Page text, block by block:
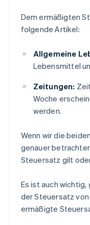
Dem ermäßigten
folgende Artikel:
Allgemeine
Lebensmittel
Zeitungen:
Woche
werden.
Wenn wir die
genauer
Steuersatz gilt
Es ist auch
der Steuersatz von
ermäßigte